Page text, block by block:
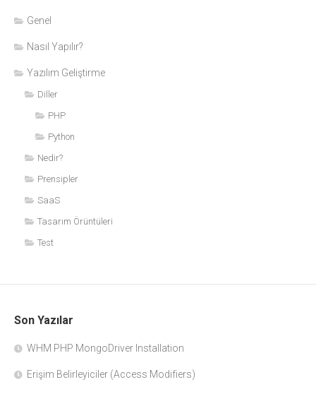
Genel
Nasıl Yapılır?
Yazılım Geliştirme
Diller
PHP
Python
Nedir?
Prensipler
SaaS
Tasarım Örüntüleri
Test
Son Yazılar
WHM PHP MongoDriver Installation
Erişim Belirleyiciler (Access Modifiers)